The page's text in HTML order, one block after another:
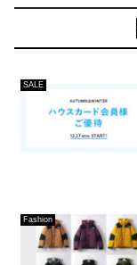
SALE
Fashion